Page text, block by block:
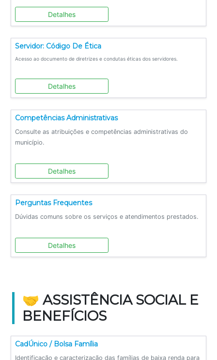
Detalhes
Servidor: Código De Ética
Acesso ao documento de diretrizes e condutas éticas dos servidores.
Detalhes
Competências Administrativas
Consulte as atribuições e competências administrativas do
município.
Detalhes
Perguntas Frequentes
Dúvidas comuns sobre os serviços e atendimentos prestados.
Detalhes
🤝 ASSISTÊNCIA SOCIAL E
BENEFÍCIOS
CadÚnico / Bolsa Família
Identificação e caracterização das famílias de baixa renda para